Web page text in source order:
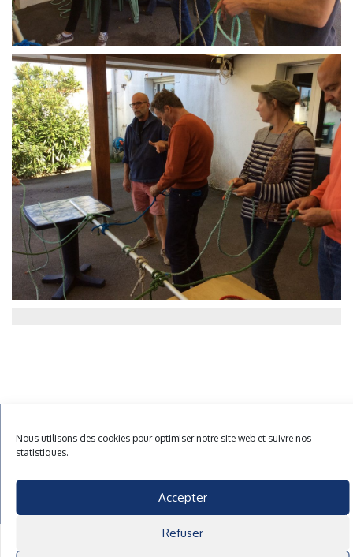
Nous utilisons des cookies pour optimiser notre site web et suivre nos
statistiques.
Accepter
Refuser
Facebook